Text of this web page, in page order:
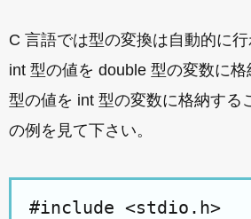
C 言語では型の変換は自動的に
int 型の値を double 型の変数に
型の値を int 型の変数に格納する
の例を見て下さい。
#include <stdio.h>